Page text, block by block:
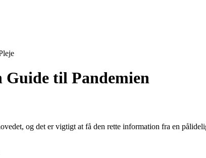
Guide til Pandemien
og det er vigtigt at få den rette information fra en